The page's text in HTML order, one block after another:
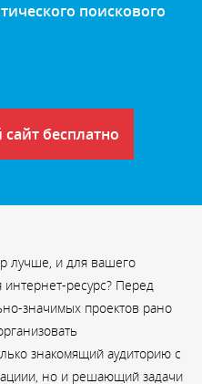
поискового
бесплатно
лучше, и для вашего
интернет-ресурс? Перед
значимых проектов рано
знакомящий аудиторию с
но и решающий задачи